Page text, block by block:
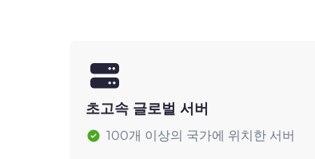
초고속 글로벌 서버
100개 이상의 국가에 위치한 서버